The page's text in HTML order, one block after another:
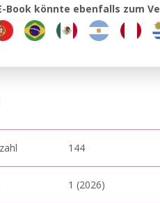
Book könnte ebenfalls zum
144
1 (2026)